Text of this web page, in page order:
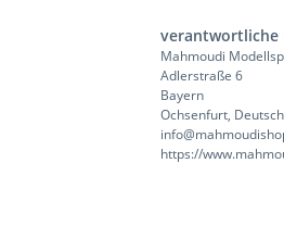
verantwortliche
Mahmoudi
Adlerstraße 6
Bayern
Ochsenfurt,
https://